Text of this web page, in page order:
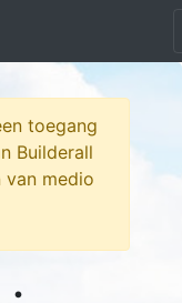
toegang
Builderall
medio